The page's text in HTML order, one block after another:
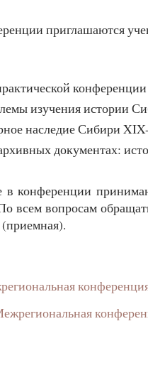
приглашаются
изучения истории
наследие Сибири
документах:
в конференции
всем вопросам